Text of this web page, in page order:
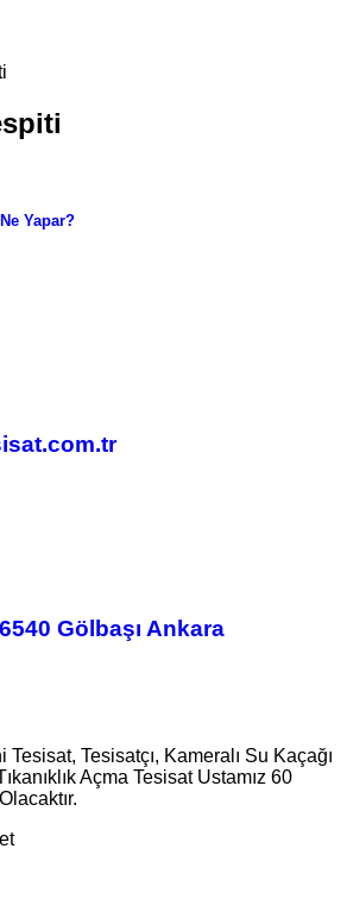
Yapar?
Gölbaşı Ankara
Tesisat, Tesisatçı, Kameralı Su Kaçağı
Açma Tesisat Ustamız 60